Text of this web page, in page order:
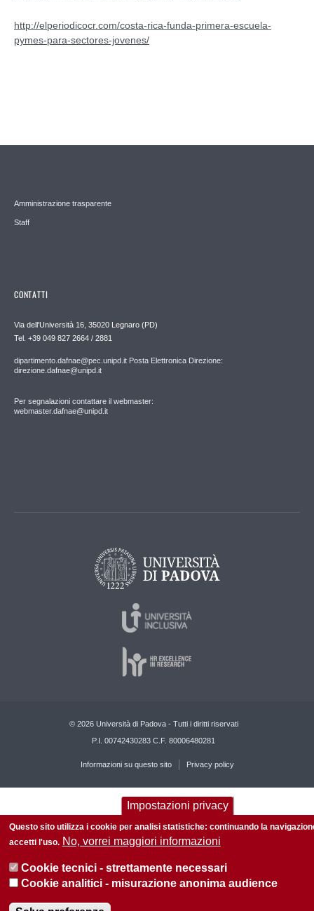
http://elperiodicocr.com/costa-rica-funda-primera-escuela-
pymes-para-sectores-jovenes/
Amministrazione trasparente
Staff
CONTATTI
Via dell'Università 16, 35020 Legnaro (PD)
Tel. +39 049 827 2664 / 2881
dipartimento.dafnae@pec.unipd.it Posta Elettronica Direzione:
direzione.dafnae@unipd.it
Per segnalazioni contattare il webmaster:
webmaster.dafnae@unipd.it
© 2026 Università di Padova - Tutti i diritti riservati
P.I. 00742430283 C.F. 80006480281
Informazioni su questo sito Privacy policy
Impostazioni privacy
Questo sito utilizza i cookie per analisi statistiche: continuando la
accetti l'uso. No, vorrei maggiori informazioni
Cookie tecnici - strettamente necessari
Cookie analitici - misurazione anonima audience